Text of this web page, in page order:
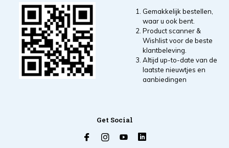
Gemakkelijk bestellen,
waar u ook bent.
Product scanner &
Wishlist voor de beste
klantbeleving.
Altijd up-to-date van de
laatste nieuwtjes en
aanbiedingen
Get Social